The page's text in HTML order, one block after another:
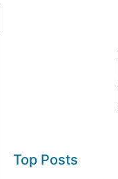
Top Posts